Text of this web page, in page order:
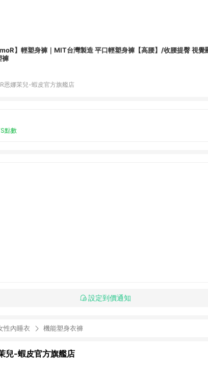
】輕塑身褲｜MIT台灣製造 平口輕塑身褲【高腰】/收腰提臀 視覺
褲
恩娜茉兒-蝦皮官方旗艦店
點數
設定到價通知
性內睡衣 機能塑身衣褲
兒-蝦皮官方旗艦店